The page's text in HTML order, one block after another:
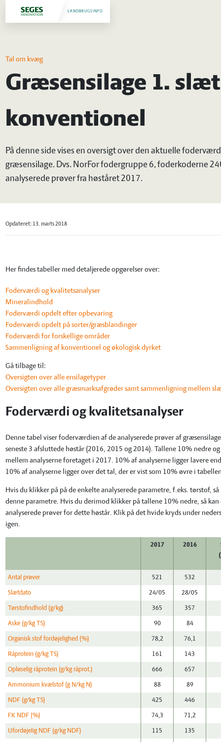
LANDBRUGSINFO
Tal om kvæg
Græsensilage 1. slæt
konventionel
På denne side vises en oversigt over den aktuelle
græsensilage. Dvs. NorFor fodergruppe 6, foderkoderne
analyserede prøver fra høståret 2017.
Opdateret: 13. marts 2018
Her findes tabeller med detaljerede opgørelser over:
Foderværdi og kvalitetsanalyser
Mineralindhold
Foderværdi opdelt efter opbevaring
Foderværdi opdelt på sorter/græsblandinger
Foderværdi for forskellige områder
Sammenligning af konventionel og økologisk dyrket
Gå tilbage til:
Oversigten over alle ensilagetyper
Oversigten over alle græsmarksafgrøder samt sammenligning mellem
Foderværdi og kvalitetsanalyser
Denne tabel viser foderværdien af de analyserede prøver af
seneste 3 afsluttede høstår (2016, 2015 og 2014). Tallene 10% nedre
mellem analyserne foretaget i 2017. 10% af analyserne ligger lavere
10% af analyserne ligger over det tal, der er vist som 10% øvre i
Hvis du klikker på på de enkelte analyserede parametre, f.eks. tørstof,
denne parametre. Hvis du derimod klikker på tallene 10% nedre, så
analyserede prøver for dette høstår. Klik på det hvide kryds under
igen.
2017 2016
Antal prøver 521 532
Slætdato 24/05 28/05
Tørstofindhold (g/kg) 365 357
Aske (g/kg TS) 90 84
Organisk stof fordøjelighed (%) 78,2 76,1
Råprotein (g/kg TS) 161 143
Opløselig råprotein (g/kg råprot.) 666 657
Ammonium kvælstof (g N/kg N) 88 89
NDF (g/kg TS) 425 446
FK NDF (%) 74,3 71,2
Ufordøjelig NDF (g/kg NDF) 115 135